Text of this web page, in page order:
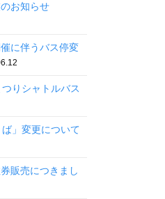
お知らせ
に伴うバス停変
りシャトルバス
」変更について
販売につきまし